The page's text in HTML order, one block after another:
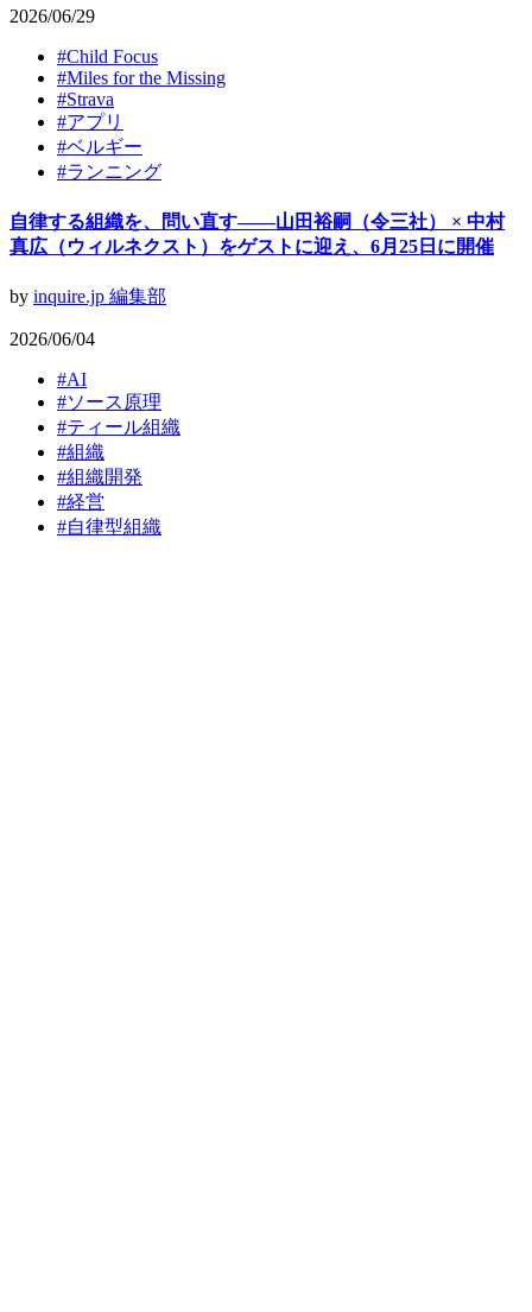
2026/06/29
#Child Focus
#Miles for the Missing
#Strava
#アプリ
#ベルギー
#ランニング
自律する組織を、問い直す——山田裕嗣（令三社） × 中村
真広（ウィルネクスト）をゲストに迎え、6月25日に開催
by inquire.jp 編集部
2026/06/04
#AI
#ソース原理
#ティール組織
#組織
#組織開発
#経営
#​自律型組織